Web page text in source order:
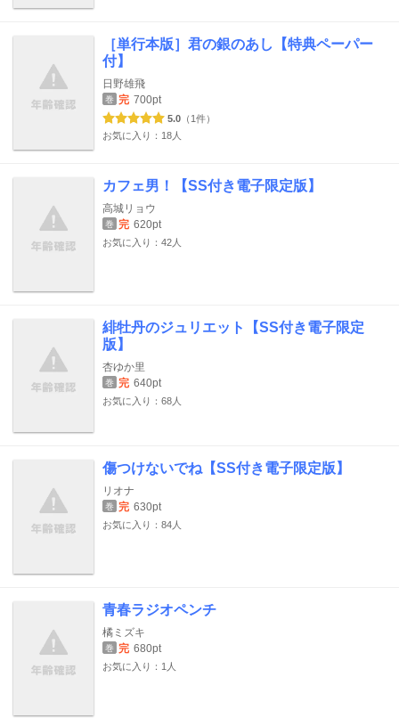
［単行本版］君の銀のあし【特典ペーパー
付】
日野雄飛
巻 完 700pt
5.0 （1件）
お気に入り：18人
カフェ男！【SS付き電子限定版】
高城リョウ
巻 完 620pt
お気に入り：42人
緋牡丹のジュリエット【SS付き電子限定
版】
杏ゆか里
巻 完 640pt
お気に入り：68人
傷つけないでね【SS付き電子限定版】
リオナ
巻 完 630pt
お気に入り：84人
青春ラジオペンチ
橘ミズキ
巻 完 680pt
お気に入り：1人